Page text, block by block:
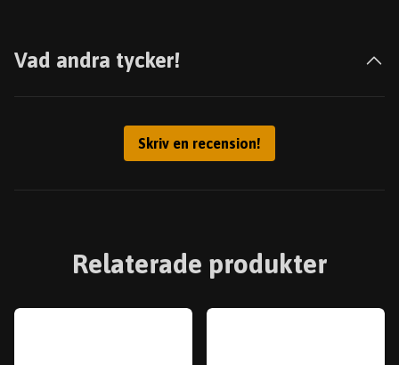
Vad andra tycker!
Skriv en recension!
Relaterade produkter